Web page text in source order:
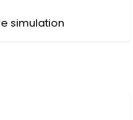
simulation